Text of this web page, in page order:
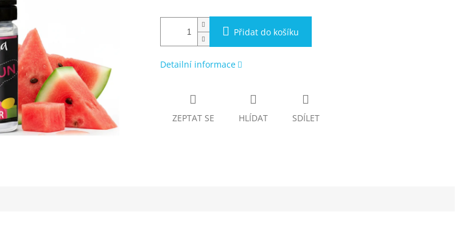
Přidat do košíku
Detailní informace
ZEPTAT SE HLÍDAT SDÍLET